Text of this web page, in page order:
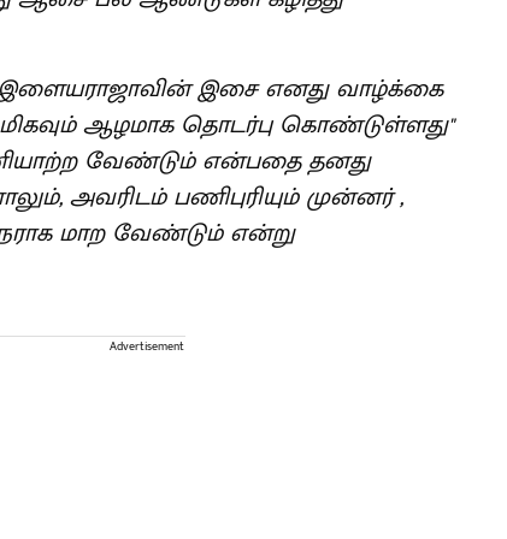
இசை எனது வாழ்க்கை
ஆழமாக தொடர்பு கொண்டுள்ளது"
வேண்டும் என்பதை தனது
அவரிடம் பணிபுரியும் முன்னர் ,
மாற வேண்டும் என்று
Advertisement